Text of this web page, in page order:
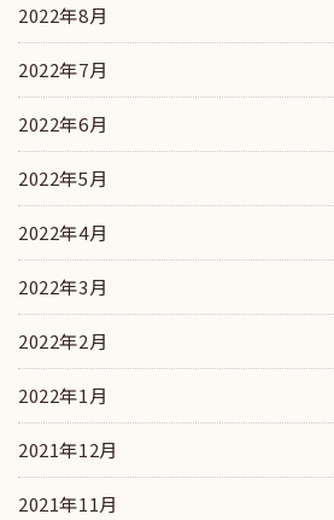
2022年8月
2022年7月
2022年6月
2022年5月
2022年4月
2022年3月
2022年2月
2022年1月
2021年12月
2021年11月